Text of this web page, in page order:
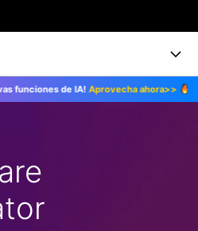
de IA!Aprovecha ahora>>